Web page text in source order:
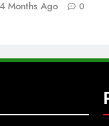
4 Months Ago 0